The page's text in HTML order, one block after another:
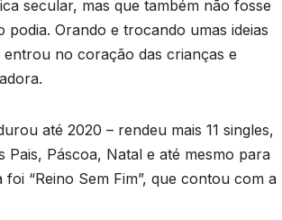
secular, mas que também não fosse
Orando e trocando umas ideias
entrou no coração das crianças e
até 2020 – rendeu mais 11 singles,
Pais, Páscoa, Natal e até mesmo para
“Reino Sem Fim”, que contou com a